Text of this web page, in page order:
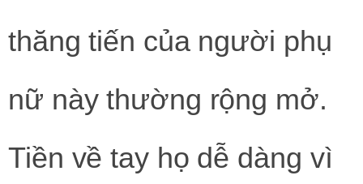
thăng tiến của người phụ
nữ này thường rộng mở.
Tiền về tay họ dễ dàng vì